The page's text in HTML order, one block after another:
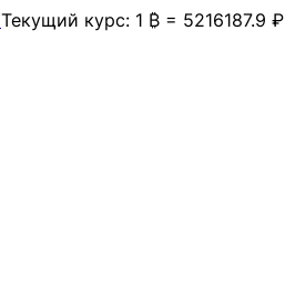
Текущий курс: 1 ₿ = 5216187.9 ₽